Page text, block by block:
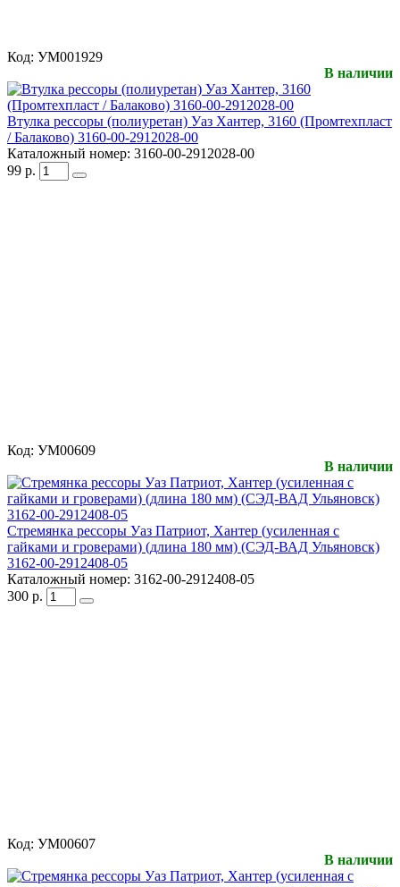
Код: УМ001929
В наличии
Втулка рессоры (полиуретан) Уаз Хантер, 3160 (Промтехпласт
/ Балаково) 3160-00-2912028-00
Каталожный номер: 3160-00-2912028-00
99 р.
Код: УМ00609
В наличии
Стремянка рессоры Уаз Патриот, Хантер (усиленная с
гайками и гроверами) (длина 180 мм) (СЭД-ВАД Ульяновск)
3162-00-2912408-05
Каталожный номер: 3162-00-2912408-05
300 р.
Код: УМ00607
В наличии